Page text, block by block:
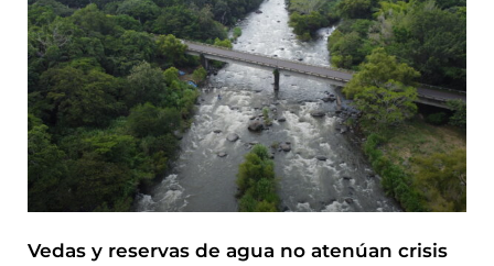
Vedas y reservas de agua no atenúan crisis